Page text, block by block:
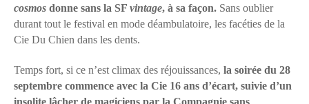
cosmos donne sans la SF vintage, à sa façon. Sans oublier
durant tout le festival en mode déambulatoire, les facéties de la
Cie Du Chien dans les dents.
Temps fort, si ce n’est climax des réjouissances, la soirée du 28
septembre commence avec la Cie 16 ans d’écart, suivie d’un
insolite lâcher de magiciens par la Compagnie sans